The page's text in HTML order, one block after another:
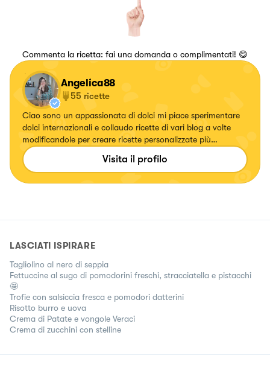
Commenta la ricetta: fai una domanda o complimentati! 😋
Angelica88
55 ricette
Ciao sono un appassionata di dolci mi piace sperimentare
dolci internazionali e collaudo ricette di vari blog a volte
modificandole per creare ricette personalizzate più
particolari o più in linea con i miei gusti spero che piacciano
anche a voi
Visita il profilo
LASCIATI ISPIRARE
Tagliolino al nero di seppia
Fettuccine al sugo di pomodorini freschi, stracciatella e pistacchi
🤩
Trofie con salsiccia fresca e pomodori datterini
Risotto burro e uova
Crema di Patate e vongole Veraci
Crema di zucchini con stelline